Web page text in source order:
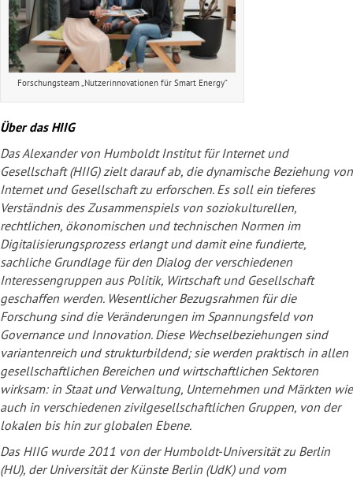
Forschungsteam „Nutzerinnovationen für Smart Energy“
Über das HIIG
Das Alexander von Humboldt Institut für Internet und
Gesellschaft (HIIG) zielt darauf ab, die dynamische Beziehung von
Internet und Gesellschaft zu erforschen. Es soll ein tieferes
Verständnis des Zusammenspiels von soziokulturellen,
rechtlichen, ökonomischen und technischen Normen im
Digitalisierungsprozess erlangt und damit eine fundierte,
sachliche Grundlage für den Dialog der verschiedenen
Interessengruppen aus Politik, Wirtschaft und Gesellschaft
geschaffen werden. Wesentlicher Bezugsrahmen für die
Forschung sind die Veränderungen im Spannungsfeld von
Governance und Innovation. Diese Wechselbeziehungen sind
variantenreich und strukturbildend; sie werden praktisch in allen
gesellschaftlichen Bereichen und wirtschaftlichen Sektoren
wirksam: in Staat und Verwaltung, Unternehmen und Märkten wie
auch in verschiedenen zivilgesellschaftlichen Gruppen, von der
lokalen bis hin zur globalen Ebene.
Das HIIG wurde 2011 von der Humboldt-Universität zu Berlin
(HU), der Universität der Künste Berlin (UdK) und vom